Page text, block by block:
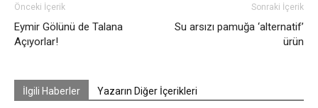
Önceki İçerik
Eymir Gölünü de Talana
Açıyorlar!
Sonraki İçerik
Su arsızı pamuğa ‘alternatif’
ürün
İlgili Haberler Yazarın Diğer İçerikleri